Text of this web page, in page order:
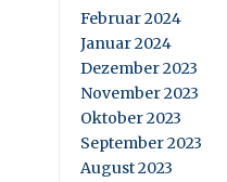
Februar 2024
Januar 2024
Dezember 2023
November 2023
Oktober 2023
September 2023
August 2023